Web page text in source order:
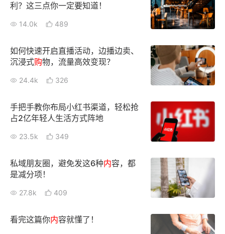
利？这三点你一定要知道！
14.0k 489
如何快速开启直播活动，边播边卖、
沉浸式购物，流量高效变现？
24.4k 326
手把手教你布局小红书渠道，轻松抢
占2亿年轻人生活方式阵地
23.5k 349
私域朋友圈，避免发这6种内容，都
是减分项！
27.8k 409
看完这篇你内容就懂了！